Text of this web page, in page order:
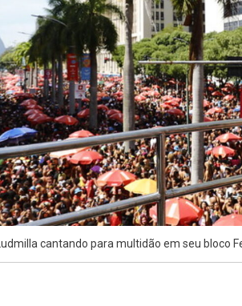
Ludmilla cantando para multidão em seu bloco